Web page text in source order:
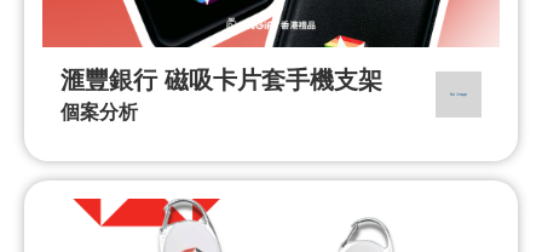
滙豐銀行 磁吸卡片套手機支架
個案分析